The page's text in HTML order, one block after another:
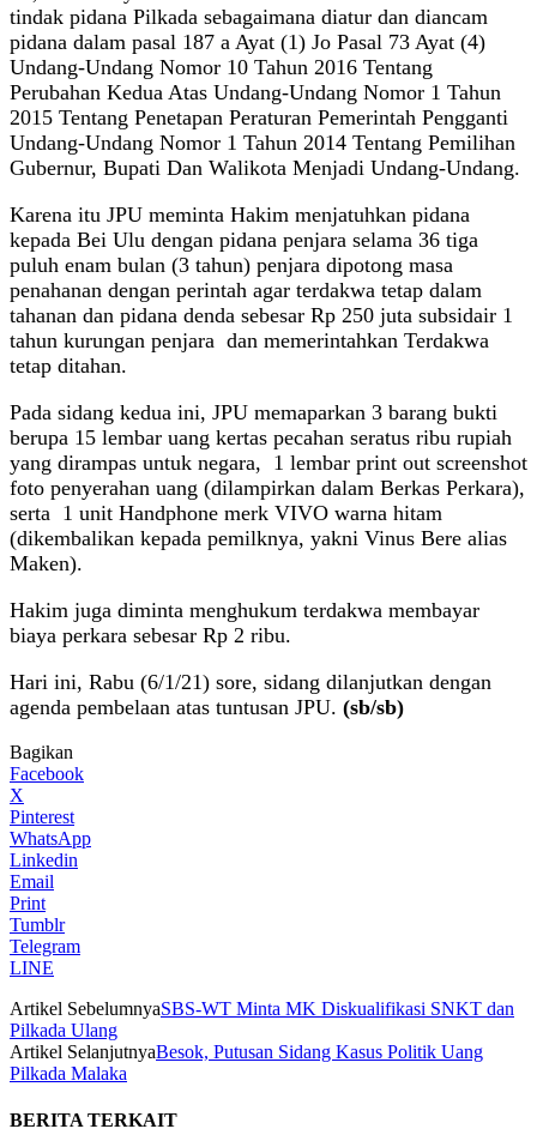
tindak pidana Pilkada sebagaimana diatur dan diancam
pidana dalam pasal 187 a Ayat (1) Jo Pasal 73 Ayat (4)
Undang-Undang Nomor 10 Tahun 2016 Tentang
Perubahan Kedua Atas Undang-Undang Nomor 1 Tahun
2015 Tentang Penetapan Peraturan Pemerintah Pengganti
Undang-Undang Nomor 1 Tahun 2014 Tentang Pemilihan
Gubernur, Bupati Dan Walikota Menjadi Undang-Undang.
Karena itu JPU meminta Hakim menjatuhkan pidana
kepada Bei Ulu dengan pidana penjara selama 36 tiga
puluh enam bulan (3 tahun) penjara dipotong masa
penahanan dengan perintah agar terdakwa tetap dalam
tahanan dan pidana denda sebesar Rp 250 juta subsidair 1
tahun kurungan penjara dan memerintahkan Terdakwa
tetap ditahan.
Pada sidang kedua ini, JPU memaparkan 3 barang bukti
berupa 15 lembar uang kertas pecahan seratus ribu rupiah
yang dirampas untuk negara, 1 lembar print out screenshot
foto penyerahan uang (dilampirkan dalam Berkas Perkara),
serta 1 unit Handphone merk VIVO warna hitam
(dikembalikan kepada pemilknya, yakni Vinus Bere alias
Maken).
Hakim juga diminta menghukum terdakwa membayar
biaya perkara sebesar Rp 2 ribu.
Hari ini, Rabu (6/1/21) sore, sidang dilanjutkan dengan
agenda pembelaan atas tuntusan JPU. (sb/sb)
Bagikan
Facebook
X
Pinterest
WhatsApp
Linkedin
Email
Print
Tumblr
Telegram
LINE
Artikel SebelumnyaSBS-WT Minta MK Diskualifikasi SNKT dan
Pilkada Ulang
Artikel SelanjutnyaBesok, Putusan Sidang Kasus Politik Uang
Pilkada Malaka
BERITA TERKAIT